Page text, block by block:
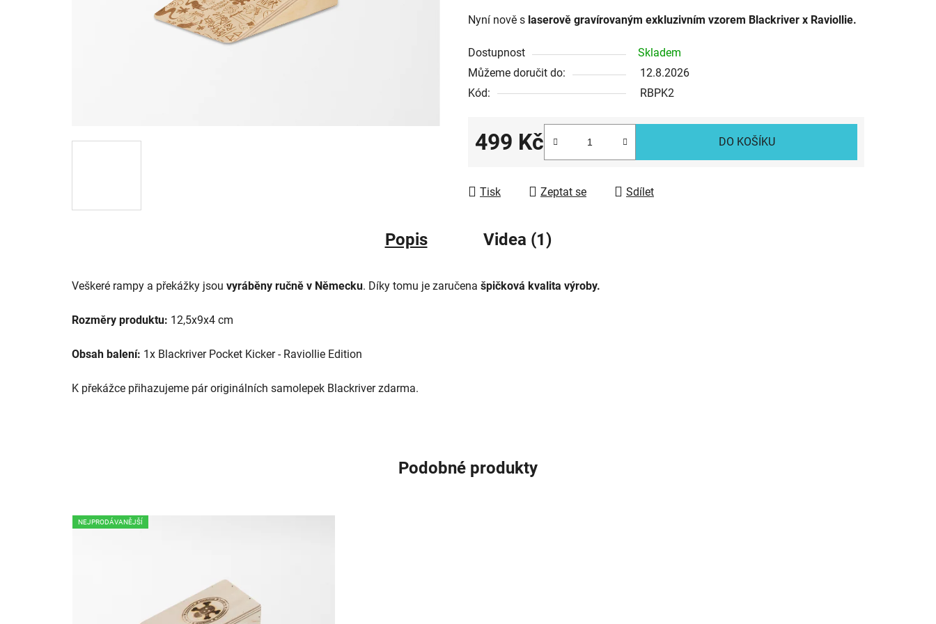
Nyní nově s laserově gravírovaným exkluzivním vzorem Blackriver x Raviollie.
Dostupnost
Skladem
Můžeme doručit do:
12.8.2026
Kód:
RBPK2
499 Kč DO KOŠÍKU
Tisk Zeptat se Sdílet
Popis Videa (1)
Veškeré rampy a překážky jsou vyráběny ručně v Německu. Díky tomu je zaručena špičková kvalita výroby.
Rozměry produktu: 12,5x9x4 cm
Obsah balení: 1x Blackriver Pocket Kicker - Raviollie Edition
K překážce přihazujeme pár originálních samolepek Blackriver zdarma.
Podobné produkty
NEJPRODÁVANĚJŠÍ